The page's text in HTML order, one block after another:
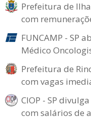
Prefeitura de
com
FUNCAMP - SP
Médico
Prefeitura de
com vagas
CIOP - SP
com salários de